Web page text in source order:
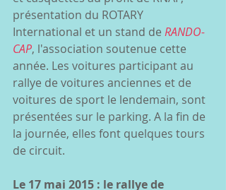
présentation du ROTARY
International et un stand de RANDO-
CAP, l'association soutenue cette
année. Les voitures participant au
rallye de voitures anciennes et de
voitures de sport le lendemain, sont
présentées sur le parking. A la fin de
la journée, elles font quelques tours
de circuit.
Le 17 mai 2015 : le rallye de